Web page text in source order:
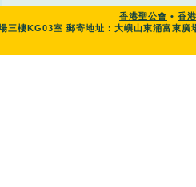
香港聖公會 • 香
三樓KG03室 郵寄地址：大嶼山東涌富東